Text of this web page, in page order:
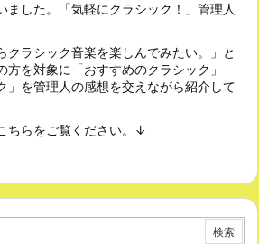
ました。「気軽にクラシック！」管理人
クラシック音楽を楽しんでみたい。」と
を対象に「おすすめのクラシック」
」を管理人の感想を交えながら紹介して
ちらをご覧ください。↓